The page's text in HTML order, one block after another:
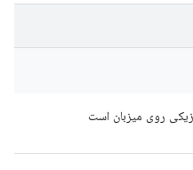
روی میزبان است